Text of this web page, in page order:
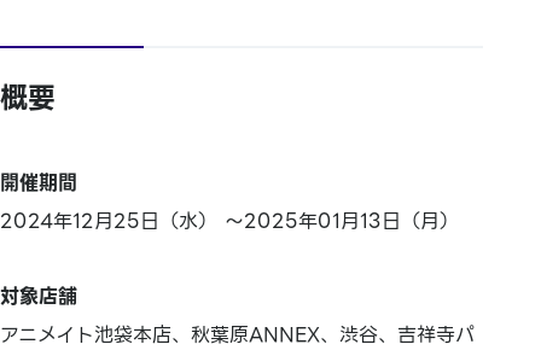
概要
開催期間
2024年12月25日（水） ～2025年01月13日（月）
対象店舗
アニメイト池袋本店、秋葉原ANNEX、渋谷、吉祥寺パ